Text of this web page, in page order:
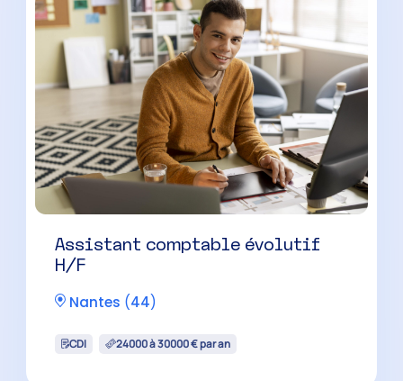
Assistant comptable évolutif
H/F
Nantes (44)
CDI 24000 à 30000 € par an